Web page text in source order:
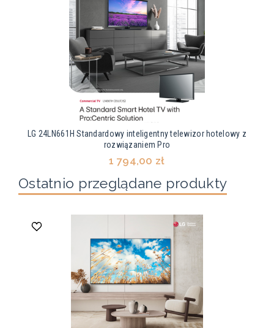
LG 24LN661H Standardowy inteligentny telewizor hotelowy z
rozwiązaniem Pro
1 794,00 zł
Ostatnio przeglądane produkty